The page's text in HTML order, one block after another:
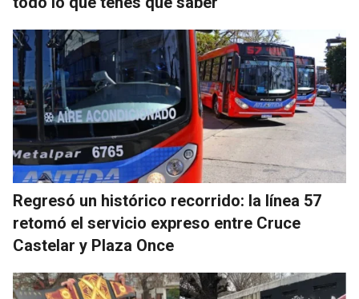
Regresó un histórico recorrido: la línea 57
retomó el servicio expreso entre Cruce
Castelar y Plaza Once